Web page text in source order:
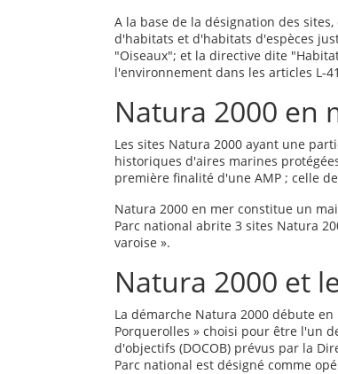
A la base de la désignation des
d'habitats et d'habitats d'espèces
"Oiseaux"; et la directive dite
l'environnement dans les articles L-
Natura 2000 en
Les sites Natura 2000 ayant une
historiques d'aires marines
première finalité d'une AMP ; celle
Natura 2000 en mer constitue un
Parc national abrite 3 sites Natura
varoise ».
Natura 2000 et
La démarche Natura 2000 débute
Porquerolles » choisi pour être l'un
d'objectifs (DOCOB) prévus par la
Parc national est désigné comme